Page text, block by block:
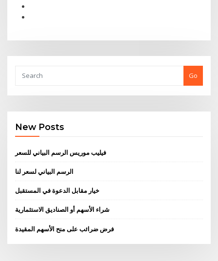
Go
New Posts
فيليب موريس الرسم البياني للسعر
الرسم البياني لسعر لنا
خيار مقابل الدعوة في المستقبل
شراء الأسهم أو الصناديق الاستثمارية
فرض ضرائب على منح الأسهم المقيدة